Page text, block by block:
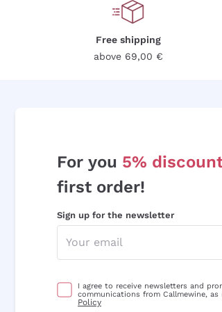
Free shipping
above 69,00 €
For you 5%
first order!
Sign up for the newsletter
I agree to receive newsletters and
communications from Callmewine, as
Policy